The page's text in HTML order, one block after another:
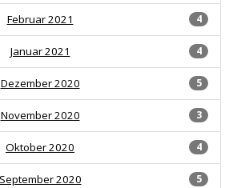
4
Februar 2021
4
Januar 2021
5
Dezember 2020
3
November 2020
4
Oktober 2020
5
September 2020